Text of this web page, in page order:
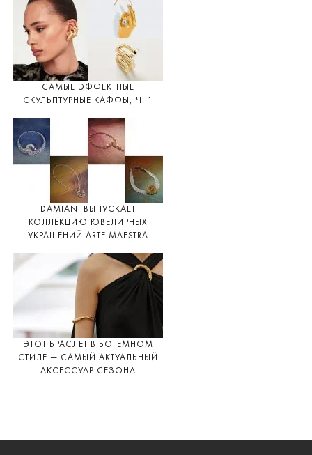
САМЫЕ ЭФФЕКТНЫЕ
СКУЛЬПТУРНЫЕ КАФФЫ, Ч. 1
DAMIANI ВЫПУСКАЕТ
КОЛЛЕКЦИЮ ЮВЕЛИРНЫХ
УКРАШЕНИЙ ARTE MAESTRA
ЭТОТ БРАСЛЕТ В БОГЕМНОМ
СТИЛЕ — САМЫЙ АКТУАЛЬНЫЙ
АКСЕССУАР СЕЗОНА